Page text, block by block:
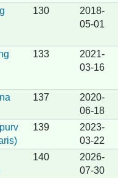
130
2018-
05-01
133
2021-
03-16
137
2020-
06-18
139
2023-
03-22
140
2026-
07-30